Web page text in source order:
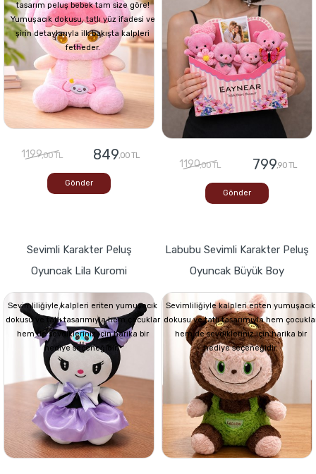
tasarım peluş bebek tam size göre!
Yumuşacık dokusu, tatlı yüz ifadesi ve
şirin detaylarıyla ilk bakışta kalpleri
fetheder.
1199,00 TL 849,00 TL
Gönder
1190,00 TL 799,90 TL
Gönder
Sevimli Karakter Peluş
Oyuncak Lila Kuromi
Sevimliliğiyle kalpleri eriten yumuşacık
dokusu ve tatlı tasarımıyla hem çocuklar
hem de sevdikleriniz için harika bir
hediye seçeneğidir.
Labubu Sevimli Karakter Peluş
Oyuncak Büyük Boy
Sevimliliğiyle kalpleri eriten yumuşacık
dokusu ve tatlı tasarımıyla hem
hem de sevdikleriniz için harika bir
hediye seçeneğidir.